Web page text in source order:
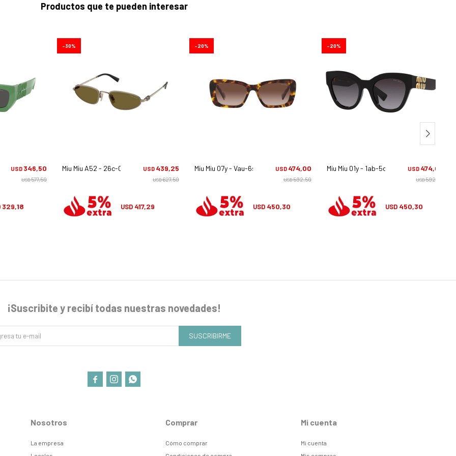
Productos que te pueden interesar
USD 346,50
USD577,50
329,18
Miu Miu A52 - 26c-09z USD 439,25
USD627,50
30
USD 417,29
Miu Miu 07y - Vau-6s1 USD 474,00
USD592,50
20
USD 450,30
Miu Miu 01y - 1ab-5d1 USD 474,00
USD592,50
20
USD 450,30
Nosotros
La empresa
Comprar
Cómo comprar
Mi cuenta
Mi cuenta
¡Suscribite y recibí todas nuestras novedades!
SUSCRIBIRME
  